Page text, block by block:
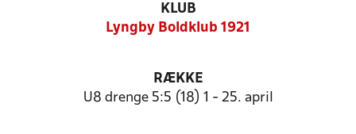
KLUB
Lyngby Boldklub 1921
RÆKKE
U8 drenge 5:5 (18) 1 - 25. april